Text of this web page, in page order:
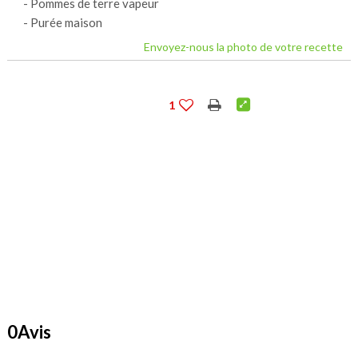
- Pommes de terre vapeur
- Purée maison
Envoyez-nous la photo de votre recette
1
0Avis